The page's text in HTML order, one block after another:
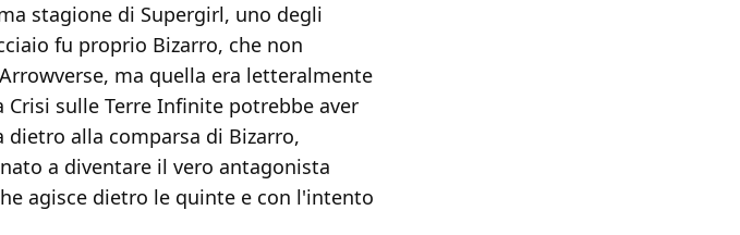
stagione di Supergirl, uno degli
fu proprio Bizarro, che non
ma quella era letteralmente
sulle Terre Infinite potrebbe aver
alla comparsa di Bizarro,
a diventare il vero antagonista
agisce dietro le quinte e con l'intento